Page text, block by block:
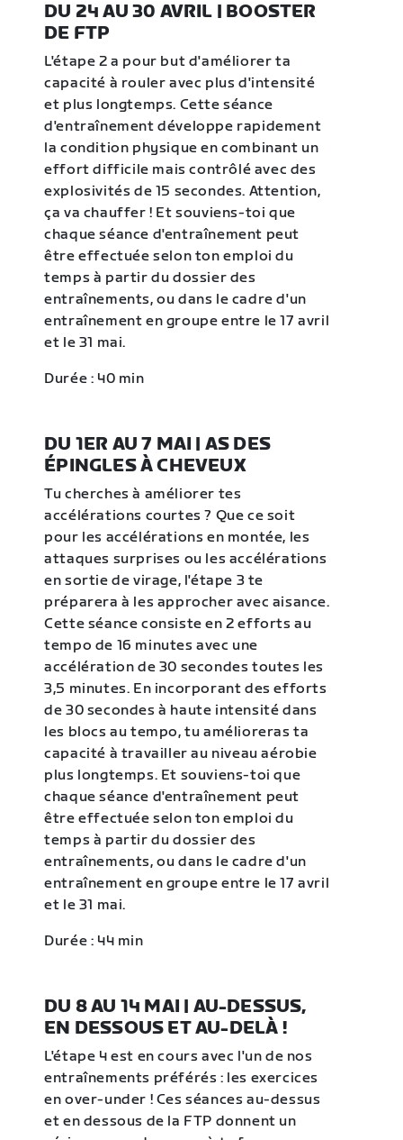
DU 24 AU 30 AVRIL | BOOSTER
DE FTP
L'étape 2 a pour but d'améliorer ta
capacité à rouler avec plus d'intensité
et plus longtemps. Cette séance
d'entraînement développe rapidement
la condition physique en combinant un
effort difficile mais contrôlé avec des
explosivités de 15 secondes. Attention,
ça va chauffer ! Et souviens-toi que
chaque séance d'entraînement peut
être effectuée selon ton emploi du
temps à partir du dossier des
entraînements, ou dans le cadre d'un
entraînement en groupe entre le 17 avril
et le 31 mai.
Durée : 40 min
DU 1ER AU 7 MAI | AS DES
ÉPINGLES À CHEVEUX
Tu cherches à améliorer tes
accélérations courtes ? Que ce soit
pour les accélérations en montée, les
attaques surprises ou les accélérations
en sortie de virage, l'étape 3 te
préparera à les approcher avec aisance.
Cette séance consiste en 2 efforts au
tempo de 16 minutes avec une
accélération de 30 secondes toutes les
3,5 minutes. En incorporant des efforts
de 30 secondes à haute intensité dans
les blocs au tempo, tu amélioreras ta
capacité à travailler au niveau aérobie
plus longtemps. Et souviens-toi que
chaque séance d'entraînement peut
être effectuée selon ton emploi du
temps à partir du dossier des
entraînements, ou dans le cadre d'un
entraînement en groupe entre le 17 avril
et le 31 mai.
Durée : 44 min
DU 8 AU 14 MAI | AU-DESSUS,
EN DESSOUS ET AU-DELÀ !
L'étape 4 est en cours avec l'un de nos
entraînements préférés : les exercices
en over-under ! Ces séances au-dessus
et en dessous de la FTP donnent un